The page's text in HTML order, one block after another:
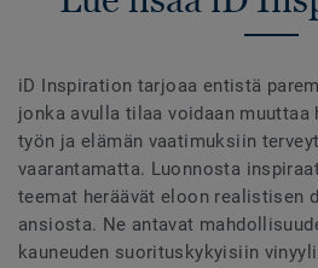
iD Inspiration tarjoaa entistä
jonka avulla tilaa voidaan muuttaa
työn ja elämän vaatimuksiin
vaarantamatta. Luonnosta
teemat heräävät eloon realistisen
ansiosta. Ne antavat
kauneuden suorituskykyisiin